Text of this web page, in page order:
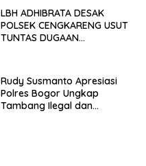
LBH ADHIBRATA DESAK
POLSEK CENGKARENG USUT
TUNTAS DUGAAN
Rudy Susmanto Apresiasi
Polres Bogor Ungkap
Tambang Ilegal dan